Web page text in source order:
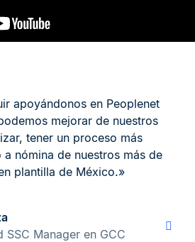
apoyándonos en Peoplenet
mejorar de nuestros
tener un proceso más
nómina de nuestros más de
plantilla de México.»
SSC Manager en GCC